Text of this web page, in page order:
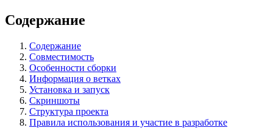
Содержание
Содержание
Совместимость
Особенности сборки
Информация о ветках
Установка и запуск
Скриншоты
Структура проекта
Правила использования и участие в разработке